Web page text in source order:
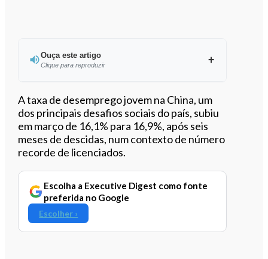
Ouça este artigo
Clique para reproduzir
Ouvir este artigo
A taxa de desemprego jovem na China, um
dos principais desafios sociais do país, subiu
em março de 16,1% para 16,9%, após seis
meses de descidas, num contexto de número
recorde de licenciados.
Escolha a Executive Digest como fonte
preferida no Google
Escolher ›